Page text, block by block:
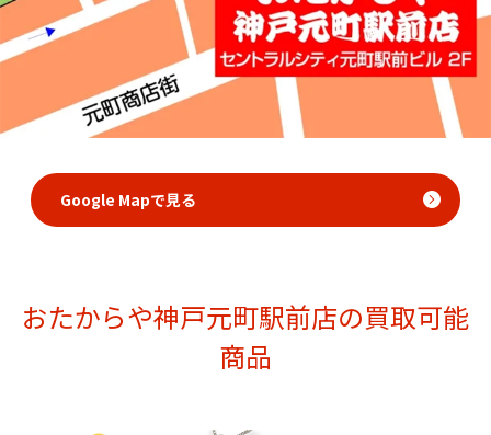
Google Mapで見る
おたからや神戸元町駅前店の買取可能
商品